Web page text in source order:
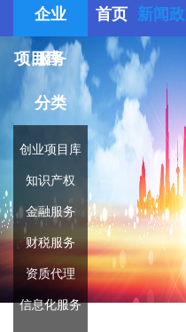
企业
服务
分类
创业项目库
知识产权
金融服务
财税服务
资质代理
信息化服务
首页 新闻政
策
项目库